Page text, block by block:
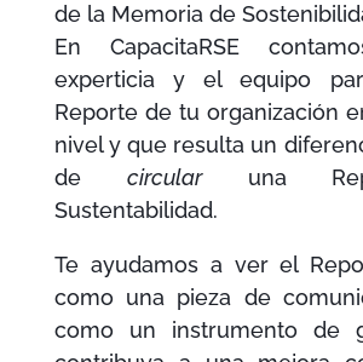
de la Memoria de
En CapacitaRSE
experticia y el equipo
Reporte de tu organización
nivel y que resulta un
de circularuna
Sustentabilidad.
Te ayudamos a ver el
como una pieza de
como un instrumento de